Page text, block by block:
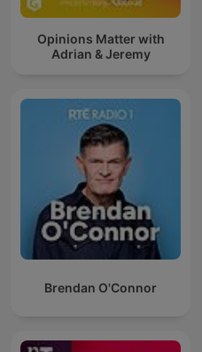
Opinions Matter with
Adrian & Jeremy
Brendan O'Connor